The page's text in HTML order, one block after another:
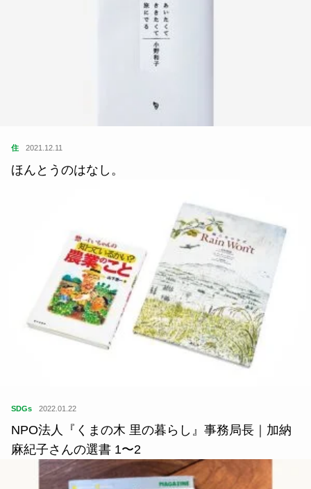
住 2021.12.11
ほんとうのはなし。
SDGs 2022.01.22
NPO法人『くまの木 里の暮らし』事務局長｜加納
麻紀子さんの選書 1〜2